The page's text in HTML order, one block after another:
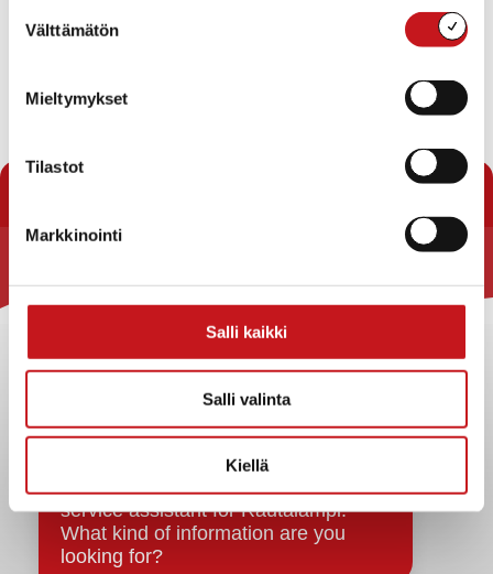
valinta
Välttämätön
Mieltymykset
Tilastot
Markkinointi
Salli kaikki
Salli valinta
Kiellä
« Uutishuone
Rautalammin kunta
Kuntainfo
Strategiat, ohjelmat, ohjeet, suunnitelmat, säännöt ja
Asiakirjajulkisuuskuvaus
Saavutettavuusseloste
Tietosuoja